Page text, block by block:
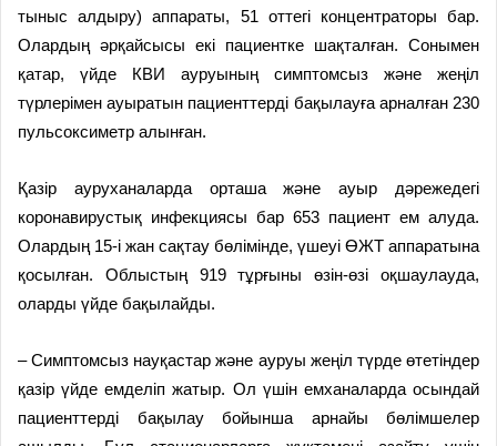
тыныс алдыру) аппараты, 51 оттегі концентраторы бар.
Олардың әрқайсысы екі пациентке шақталған. Сонымен
қатар, үйде КВИ ауруының симптомсыз және жеңіл
түрлерімен ауыратын пациенттерді бақылауға арналған 230
пульсоксиметр алынған.
Қазір ауруханаларда орташа және ауыр дәрежедегі
коронавирустық инфекциясы бар 653 пациент ем алуда.
Олардың 15-і жан сақтау бөлімінде, үшеуі ӨЖТ аппаратына
қосылған. Облыстың 919 тұрғыны өзін-өзі оқшаулауда,
оларды үйде бақылайды.
– Симптомсыз науқастар және ауруы жеңіл түрде өтетіндер
қазір үйде емделіп жатыр. Ол үшін емханаларда осындай
пациенттерді бақылау бойынша арнайы бөлімшелер